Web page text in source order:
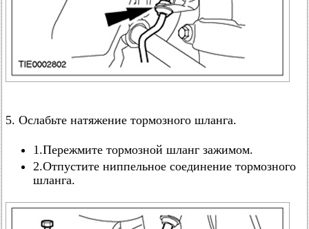
5. Ослабьте натяжение тормозного шланга.
1.Пережмите тормозной шланг зажимом.
2.Отпустите ниппельное соединение тормозного
шланга.